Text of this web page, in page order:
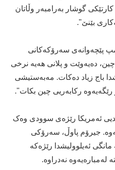
گوشار بەرامبەر وڵاتان
بێنێ".
پێچەوانەی سەرۆکەکانی
دەیەوێت و پلانی هەیە نرخی
باج زیاد دەکات. مەبەستیشی
رێگەیەوە رکابەریی چین بکات".
ناوەندیی ئەمریکا رێژەی سوودی وەک
بۆ 4.50٪ هێشتەوە. جیرۆم پاوڵ، سەرۆکی
ئەیلوولیشدا رێژەکە
لەمبارەیەوە نەدراوە.